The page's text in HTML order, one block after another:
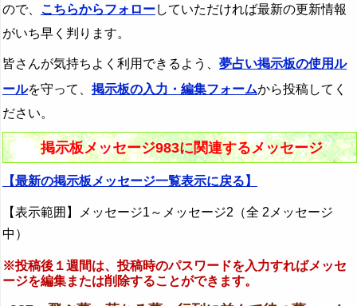
ので、 こちらからフォローしていただければ最新の更新情報
がいち早く判ります。
皆さんが気持ちよく利用できるよう、 夢占い掲示板の使用ル
ールを守って、 掲示板の入力・編集フォームから投稿してく
ださい。
掲示板メッセージ983に関連するメッセージ
【最新の掲示板メッセージ一覧表示に戻る】
【表示範囲】メッセージ1～メッセージ2（全 2メッセージ
中）
※投稿後１週間は、投稿時のパスワードを入力すればメッセ
ージを編集または削除することができます。